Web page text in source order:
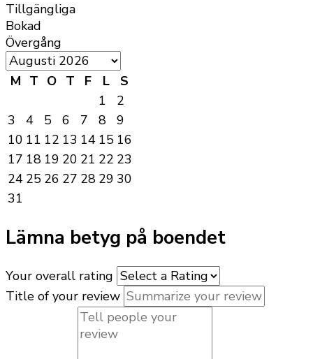
Tillgängliga
Bokad
Övergång
M T O T F L
S
1
2
3
4 5 6 7 8
9
10 11 12 13 14 15 16
17 18 19 20 21 22 23
24 25 26 27 28 29 30
31
Lämna betyg på boendet
Your overall rating
Title of your review